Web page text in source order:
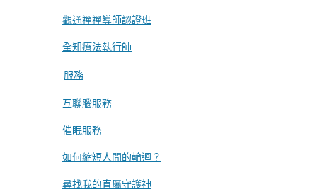
觀通禪禪導師認證班
全知療法執行師
服務
互聯腦服務
催眠服務
如何縮短人間的輪迴？
尋找我的直屬守護神